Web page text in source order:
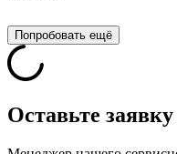
Попробовать ещё
Оставьте